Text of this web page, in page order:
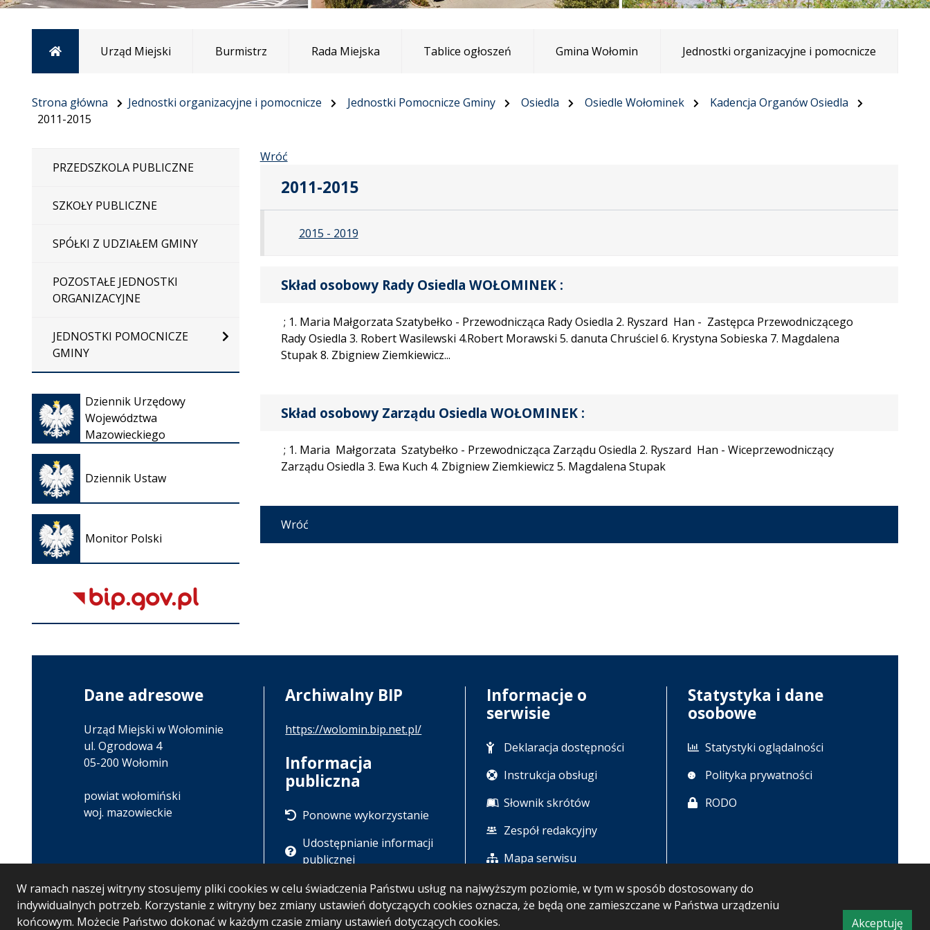
W ramach naszej witryny stosujemy pliki cookies w celu świadczenia Państwu usług na najwyższym poziomie, w tym w sposób dostosowany do
indywidualnych potrzeb. Korzystanie z witryny bez zmiany ustawień dotyczących cookies oznacza, że będą one zamieszczane w Państwa urządzeniu
końcowym. Możecie Państwo dokonać w każdym czasie zmiany ustawień dotyczących cookies.
Akceptuję
Strona głównaUrząd Miejski Burmistrz Rada Miejska Tablice ogłoszeń Gmina Wołomin Jednostki organizacyjne i pomocnicze
Strona główna Jednostki organizacyjne i pomocnicze Jednostki Pomocnicze Gminy Osiedla Osiedle Wołominek
Kadencja Organów Osiedla
2011-2015
PRZEDSZKOLA PUBLICZNE
SZKOŁY PUBLICZNE
SPÓŁKI Z UDZIAŁEM GMINY
POZOSTAŁE JEDNOSTKI
ORGANIZACYJNE
JEDNOSTKI POMOCNICZE
GMINY
Dziennik Urzędowy
Województwa
Mazowieckiego
Otwiera
się w
nowej
karcie
Dziennik Ustaw
Otwiera
się w
nowej
karcie
Monitor Polski
Otwiera
się w
nowej
karcie
Wróć
2011-2015
2015 - 2019
Skład osobowy Rady Osiedla WOŁOMINEK :
; 1. Maria Małgorzata Szatybełko - Przewodnicząca Rady Osiedla 2. Ryszard Han - Zastępca Przewodniczącego
Rady Osiedla 3. Robert Wasilewski 4.Robert Morawski 5. danuta Chruściel 6. Krystyna Sobieska 7. Magdalena
Stupak 8. Zbigniew Ziemkiewicz...
Skład osobowy Zarządu Osiedla WOŁOMINEK :
; 1. Maria Małgorzata Szatybełko - Przewodnicząca Zarządu Osiedla 2. Ryszard Han - Wiceprzewodniczący
Zarządu Osiedla 3. Ewa Kuch 4. Zbigniew Ziemkiewicz 5. Magdalena Stupak
Wróć
Dane adresowe
Urząd Miejski w Wołominie
ul. Ogrodowa 4
05-200 Wołomin
powiat wołomiński
woj. mazowieckie
Archiwalny BIP
https://wolomin.bip.net.pl/
Informacja
publiczna
Ponowne wykorzystanie
Udostępnianie informacji
publicznej
Informacje o
serwisie
Deklaracja dostępności
Instrukcja obsługi
Słownik skrótów
Zespół redakcyjny
Mapa serwisu
Statystyka i dane
osobowe
Statystyki oglądalności
Polityka prywatności
RODO